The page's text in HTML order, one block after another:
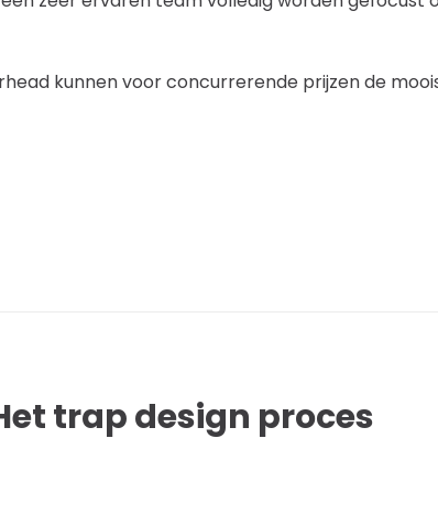
kunnen voor concurrerende prijzen de
trap design proces